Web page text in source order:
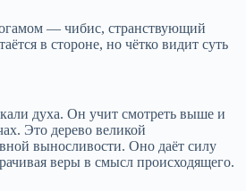
— чибис, странствующий
в стороне, но чётко видит суть
духа. Он учит смотреть выше и
Это дерево великой
выносливости. Оно даёт силу
веры в смысл происходящего.